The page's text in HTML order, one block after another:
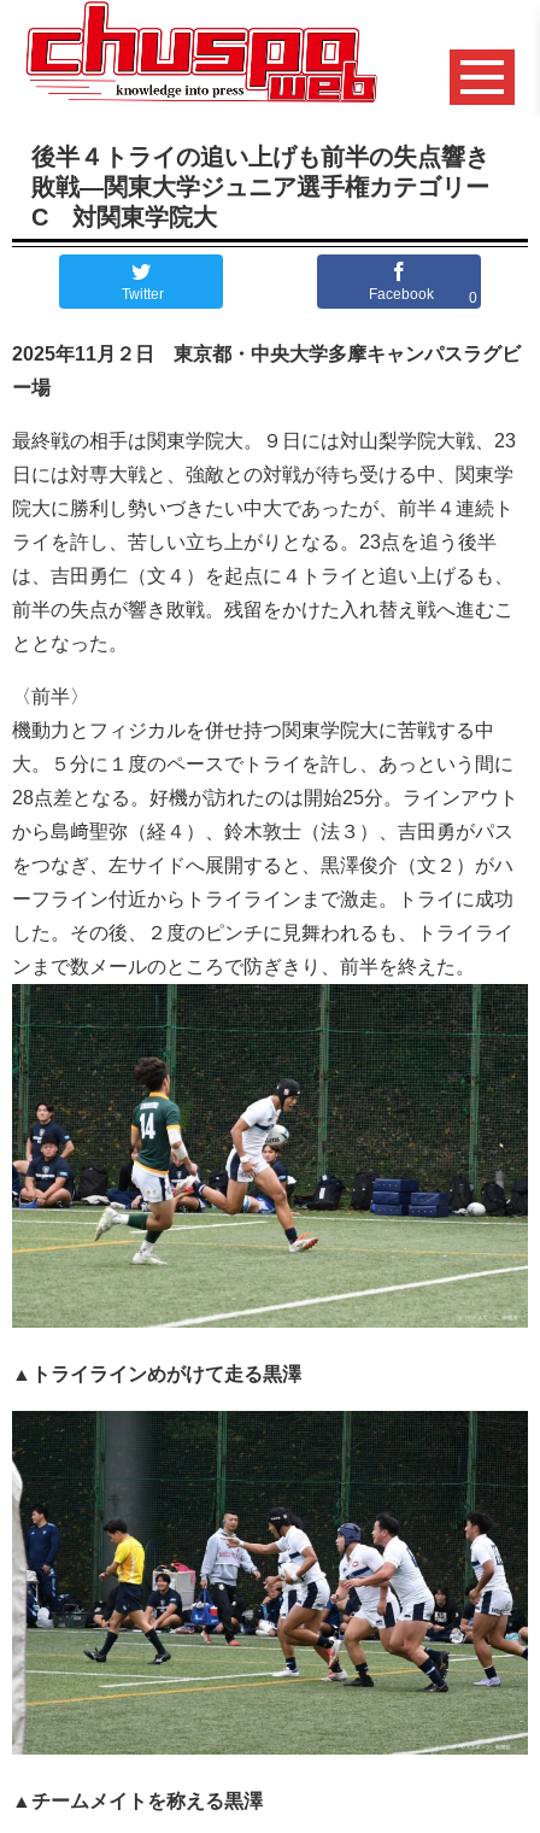
後半４トライの追い上げも前半の失点響き
敗戦―関東大学ジュニア選手権カテゴリー
C 対関東学院大
Twitter Facebook 0
2025年11月２日 東京都・中央大学多摩キャンパスラグビ
ー場
最終戦の相手は関東学院大。９日には対山梨学院大戦、23
日には対専大戦と、強敵との対戦が待ち受ける中、関東学
院大に勝利し勢いづきたい中大であったが、前半４連続ト
ライを許し、苦しい立ち上がりとなる。23点を追う後半
は、吉田勇仁（文４）を起点に４トライと追い上げるも、
前半の失点が響き敗戦。残留をかけた入れ替え戦へ進むこ
ととなった。
〈前半〉
機動力とフィジカルを併せ持つ関東学院大に苦戦する中
大。５分に１度のペースでトライを許し、あっという間に
28点差となる。好機が訪れたのは開始25分。ラインアウト
から島﨑聖弥（経４）、鈴木敦士（法３）、吉田勇がパス
をつなぎ、左サイドへ展開すると、黒澤俊介（文２）がハ
ーフライン付近からトライラインまで激走。トライに成功
した。その後、２度のピンチに見舞われるも、トライライ
ンまで数メールのところで防ぎきり、前半を終えた。
▲トライラインめがけて走る黒澤
▲チームメイトを称える黒澤